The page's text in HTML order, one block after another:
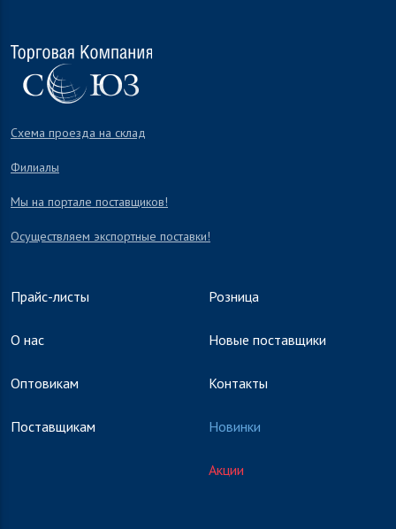
Схема проезда на склад
Филиалы
Мы на портале поставщиков!
Осуществляем экспортные поставки!
Прайс-листы
О нас
Оптовикам
Поставщикам
Розница
Новые поставщики
Контакты
Новинки
Акции